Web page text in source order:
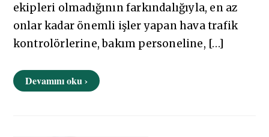
ekipleri olmadığının farkındalığıyla, en az
onlar kadar önemli işler yapan hava trafik
kontrolörlerine, bakım personeline, […]
Devamını oku ›